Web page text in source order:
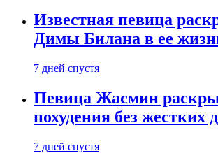
Известная певица
Димы Билана в ее
7 дней спустя
Певица Жасмин
похудения без жестких
7 дней спустя